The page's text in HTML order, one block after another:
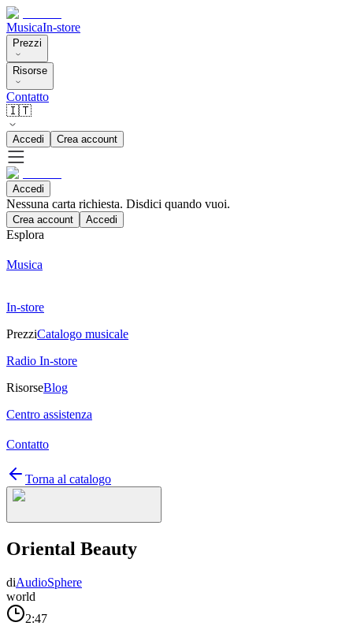
MusicaIn-store
Prezzi
Risorse
Contatto
🇮🇹
Accedi Crea account
Accedi
Nessuna carta richiesta. Disdici quando vuoi.
Crea account Accedi
Esplora
Musica
In-store
PrezziCatalogo musicale
Radio In-store
RisorseBlog
Centro assistenza
Contatto
Torna al catalogo
Oriental Beauty
diAudioSphere
world
2:47